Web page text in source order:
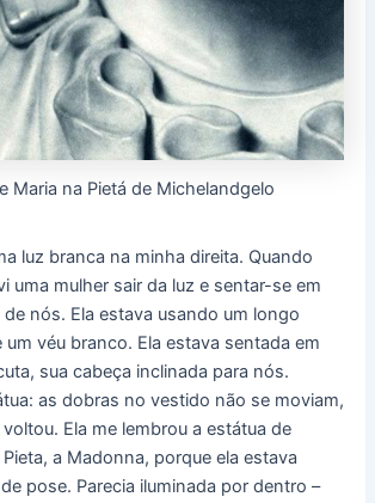
Maria na Pietá de Michelandgelo
luz branca na minha direita. Quando
uma mulher sair da luz e sentar-se em
nós. Ela estava usando um longo
véu branco. Ela estava sentada em
sua cabeça inclinada para nós.
as dobras no vestido não se moviam,
Ela me lembrou a estátua de
a Madonna, porque ela estava
pose. Parecia iluminada por dentro –